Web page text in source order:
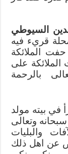
السيوطي
قريء فيه
الملائكة
على
بالرحمة
في بيته مولد
وتعالى
والبليات
عن اهل ذلك